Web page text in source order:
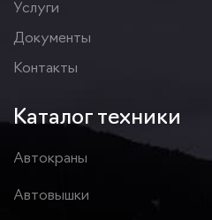
Услуги
Документы
Контакты
Каталог техники
Автокраны
Автовышки